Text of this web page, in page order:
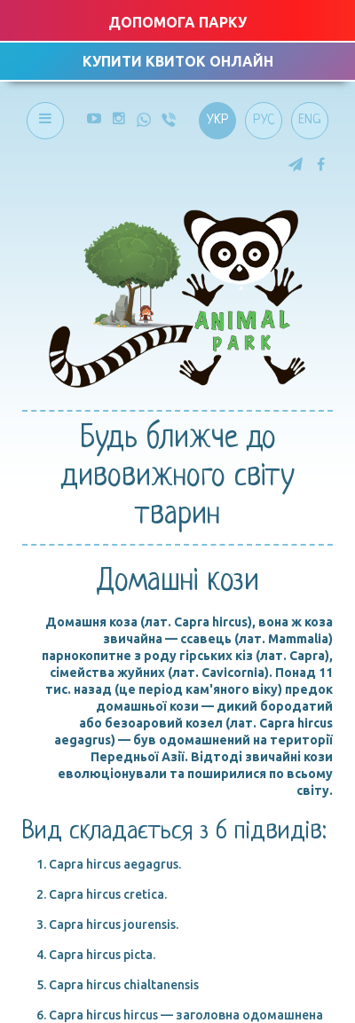
ДОПОМОГА ПАРКУ
КУПИТИ КВИТОК ОНЛАЙН
ENG
РУС
УКР
Будь ближчедо
дивовижного світу
тварин
Домашні кози
Домашня коза (лат. Capra hircus), вона ж коза
звичайна — ссавець (лат. Mammalia)
парнокопитне з роду гірських кіз (лат. Capra),
сімейства жуйних (лат. Cavicornia). Понад 11
тис. назад (це період кам'яного віку) предок
домашньої кози — дикий бородатий
або безоаровий козел (лат. Capra hircus
aegagrus) — був одомашнений на території
Передньої Азії. Відтоді звичайні кози
еволюціонували та поширилися по всьому
світу.
Вид складається з 6 підвидів:
Capra hircus aegagrus.
Capra hircus cretica.
Capra hircus jourensis.
Capra hircus picta.
Capra hircus chialtanensis
Capra hircus hircus — заголовна одомашнена